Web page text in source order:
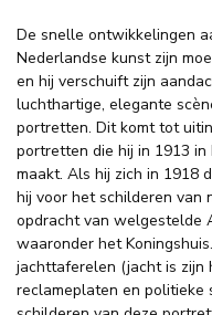
De snelle ontwikkelingen
Nederlandse kunst zijn
en hij verschuift zijn
luchthartige, elegante
portretten. Dit komt tot
portretten die hij in 1913 in
maakt. Als hij zich in 1918
hij voor het schilderen
opdracht van welgestelde
waaronder het
jachttaferelen (jacht is zijn
reclameplaten en politieke